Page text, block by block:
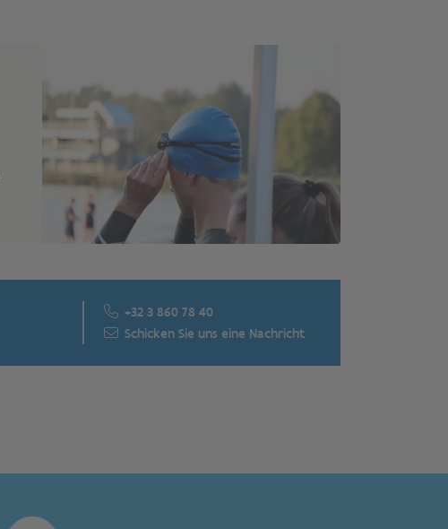
+32 3 860 78 40
Schicken Sie uns eine Nachricht